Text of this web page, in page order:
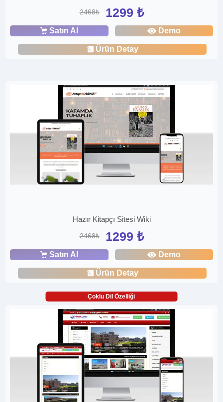
2468₺ 1299 ₺
Satın Al Demo
Ürün Detay
Hazır Kitapçı Sitesi Wiki
2468₺ 1299 ₺
Satın Al Demo
Ürün Detay
Çoklu Dil Özelliği